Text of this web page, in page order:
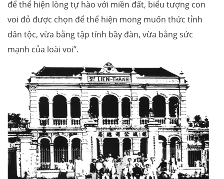
để thể hiện lòng tự hào với miền đất, biểu tượng con
voi đỏ được chọn để thể hiện mong muốn thức tỉnh
dân tộc, vừa bằng tập tính bầy đàn, vừa bằng sức
mạnh của loài voi”.